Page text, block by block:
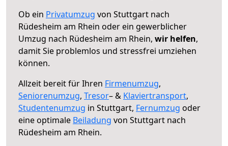
Ob ein Privatumzug von Stuttgart nach
Rüdesheim am Rhein oder ein gewerblicher
Umzug nach Rüdesheim am Rhein, wir helfen,
damit Sie problemlos und stressfrei umziehen
können.
Allzeit bereit für Ihren Firmenumzug,
Seniorenumzug, Tresor– & Klaviertransport,
Studentenumzug in Stuttgart, Fernumzug oder
eine optimale Beiladung von Stuttgart nach
Rüdesheim am Rhein.